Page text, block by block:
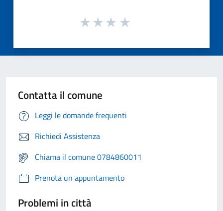
Contatta il comune
Leggi le domande frequenti
Richiedi Assistenza
Chiama il comune 0784860011
Prenota un appuntamento
Problemi in città